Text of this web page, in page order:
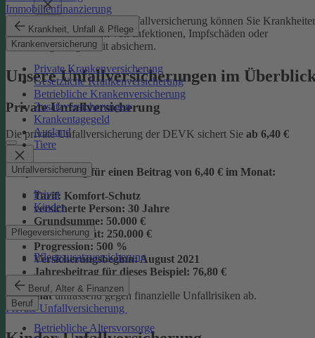
Immobilienfinanzierung
Krankheit, Unfall & Pflege
Krankenversicherung
Private Krankenversicherung
Gesetzliche Krankenversicherung
Betriebliche Krankenversicherung
Zusatzversicherungen
Krankentagegeld
Ausland
Tiere
Unfallversicherung
Privat
Kinder
Pflegeversicherung
Pflegezusatzversicherung
Beruf, Alter & Finanzen
Beruf
Betriebliche Altersvorsorge
Mit der Junior-Plus-Unfallversicherung können Sie
sowie die Folgen von Infektionen, Impfschäden oder
Vergiftungen mit absichern.
Unsere Unfallversicherungen im
Private Unfallversicherung
Die private Unfallversicherung der DEVK sichert Sie ab 6,40 €
Beispielrechnung für einen Beitrag von 6,40 € im Monat:
Tarif: Komfort-Schutz
versicherte Person: 30 Jahre
Grundsumme: 50.000 €
Vollinvalidität: 250.000 €
Progression: 500 %
Versicherungsbeginn:August 2021
Jahresbeitrag für dieses Beispiel: 76,80 €
im Monatumfassend gegen finanzielle Unfallrisiken ab.
Private Unfallversicherung